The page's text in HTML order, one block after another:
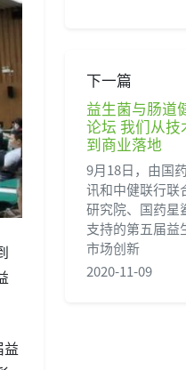
下一篇
益生菌与肠道
论坛 我们从
到商业落地
9月18日，由国
讯和中健联行联
研究院、国药星
支持的第五届益
市场创新
2020-11-09